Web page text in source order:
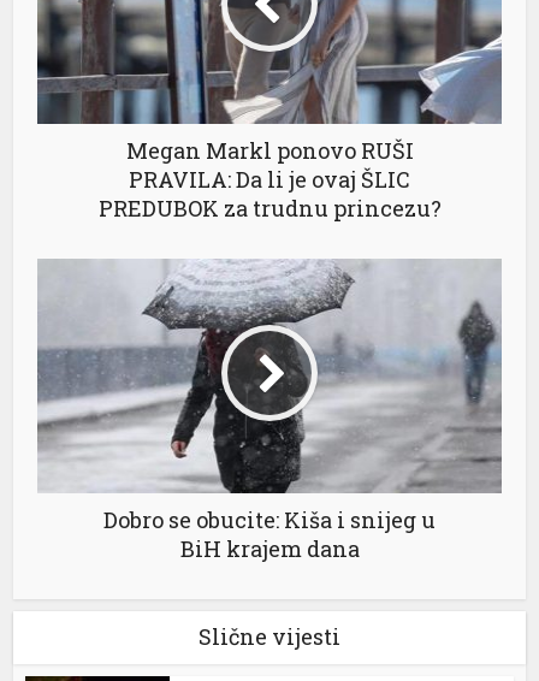
Megan Markl ponovo RUŠI
PRAVILA: Da li je ovaj ŠLIC
PREDUBOK za trudnu princezu?
Dobro se obucite: Kiša i snijeg u
BiH krajem dana
Slične vijesti